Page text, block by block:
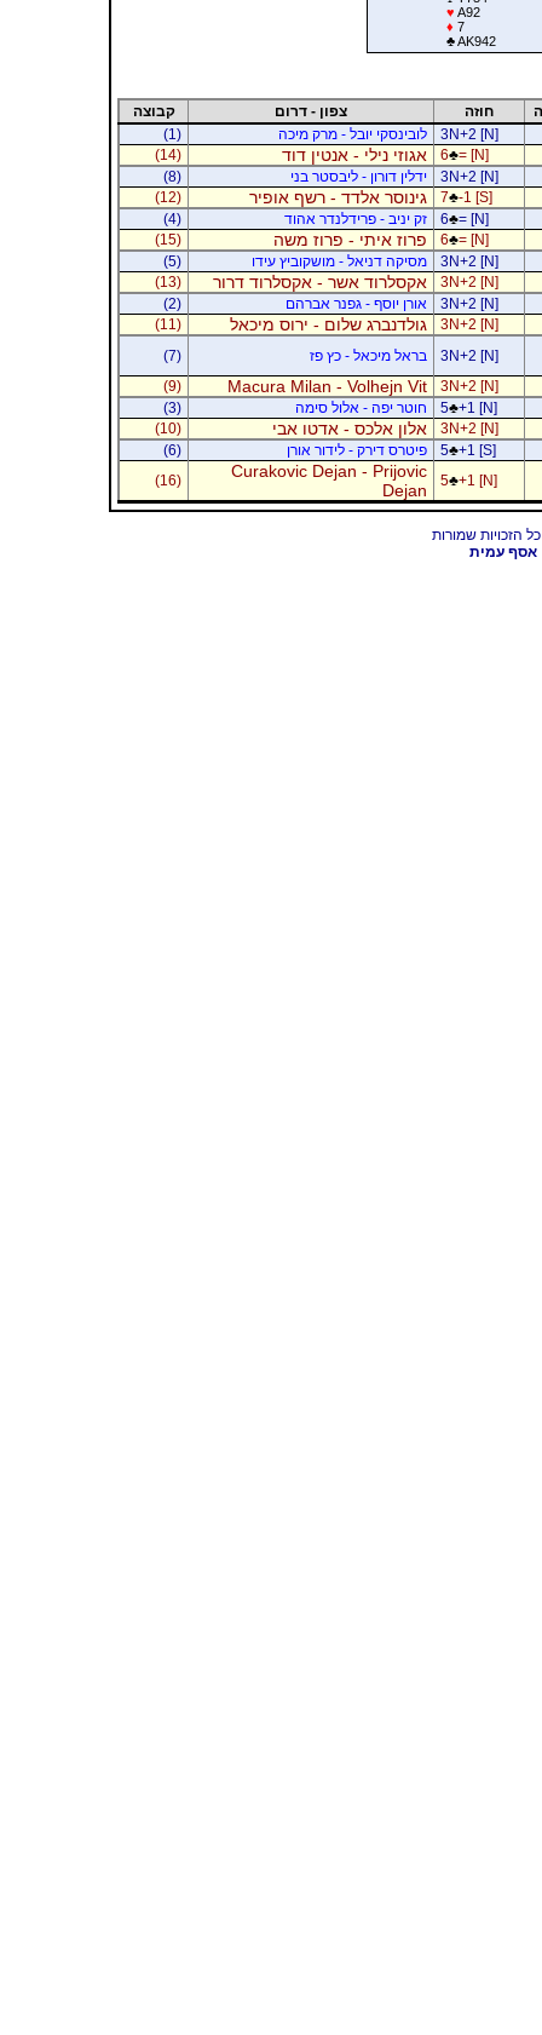
♥ A92
♦ 7
♣AK942
חוזה צפון - דרום
קבוצה
3N+2 [N]
לובינסקי יובל - מרק מיכה
(1)
6♣= [N] אגוזי נילי - אנטין דוד
(14)
3N+2 [N]
ידלין דורון - ליבסטר בני
(8)
7♣-1 [S] גינוסר אלדד - רשף אופיר
(12)
6♣= [N] זק יניב - פרידלנדר אהוד
(4)
6♣= [N] פרוז איתי - פרוז משה
(15)
3N+2 [N]
מסיקה דניאל - מושקוביץ עידו
(5)
3N+2 [N]
אקסלרוד אשר - אקסלרוד דרור
(13)
3N+2 [N]
אורן יוסף - גפנר אברהם
(2)
3N+2 [N]
גולדנברג שלום - ירוס מיכאל
(11)
3N+2 [N]
בראל מיכאל - כץ פז
(7)
3N+2 [N]
Macura Milan - Volhejn Vit
(9)
5♣+1 [N] חוטר יפה - אלול סימה
(3)
3N+2 [N]
אלון אלכס - אדטו אבי
(10)
5♣+1 [S] פיטרס דירק - לידור אורן
(6)
5♣+1 [N]
Curakovic Dejan - Prijovic
Dejan
(16)
אסף עמית